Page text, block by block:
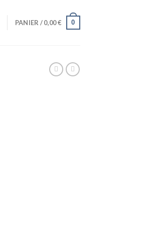
PANIER /0,00€ 0